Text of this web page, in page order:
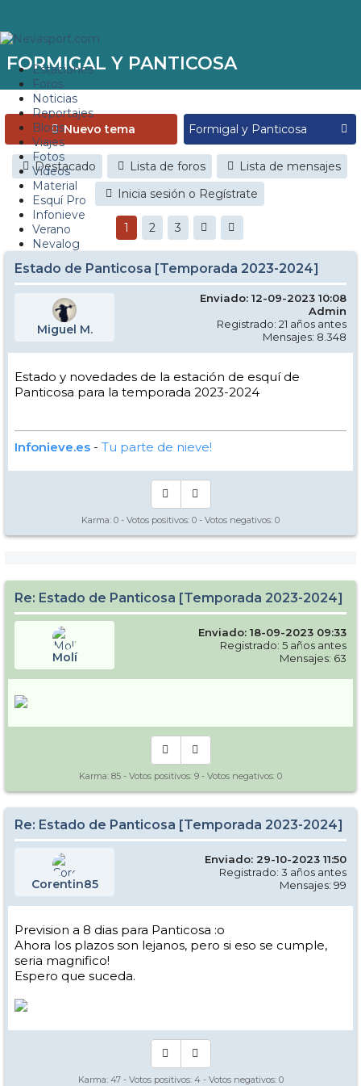
Estaciones
Foros
Noticias
Reportajes
Blogs
Viajes
Fotos
Videos
Material
Esquí Pro
Infonieve
Verano
Nevalog
FORMIGAL Y PANTICOSA
Nuevo tema
Destacado Lista de foros
Lista de mensajes
Inicia sesión o Regístrate
1 2 3
Estado de Panticosa [Temporada 2023-2024]
Miguel M.
Enviado: 12-09-2023 10:08
Admin
Registrado: 21 años antes
Mensajes: 8.348
Estado y novedades de la estación de esquí de
Panticosa para la temporada 2023-2024
Infonieve.es - Tu parte de nieve!
Karma: 0 - Votos positivos: 0 - Votos negativos: 0
Re: Estado de Panticosa [Temporada 2023-2024]
Molí
Enviado: 18-09-2023 09:33
Registrado: 5 años antes
Mensajes: 63
Karma: 85 - Votos positivos: 9 - Votos negativos: 0
Re: Estado de Panticosa [Temporada 2023-2024]
Corentin85
Enviado: 29-10-2023 11:50
Registrado: 3 años antes
Mensajes: 99
Prevision a 8 dias para Panticosa :o
Ahora los plazos son lejanos, pero si eso se cumple,
seria magnifico!
Espero que suceda.
Karma: 47- Votos positivos: 4- Votos negativos: 0